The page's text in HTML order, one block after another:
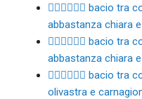
👨🏼‍❤️‍💋‍👨🏾 bacio
abbastanza chiara
👨🏼‍❤️‍💋‍👨🏿 bacio
abbastanza chiara
👨🏽‍❤️‍💋‍👨🏻 bacio
olivastra e